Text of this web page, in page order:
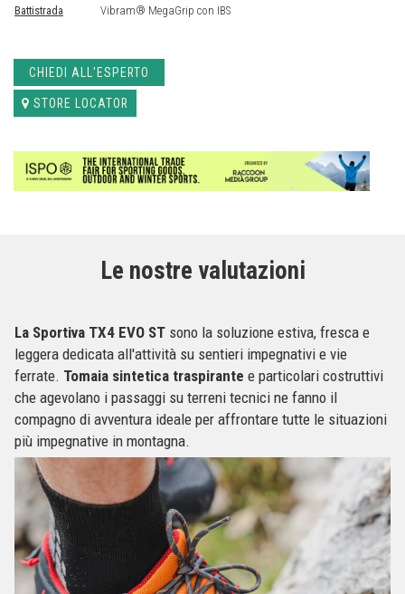
Battistrada
Vibram® MegaGrip con IBS
CHIEDI ALL'ESPERTO
STORE LOCATOR
Le nostre valutazioni
La Sportiva TX4 EVO ST sono la soluzione estiva, fresca e
leggera dedicata all'attività su sentieri impegnativi e vie
ferrate. Tomaia sintetica traspirante e particolari costruttivi
che agevolano i passaggi su terreni tecnici ne fanno il
compagno di avventura ideale per affrontare tutte le situazioni
più impegnative in montagna.